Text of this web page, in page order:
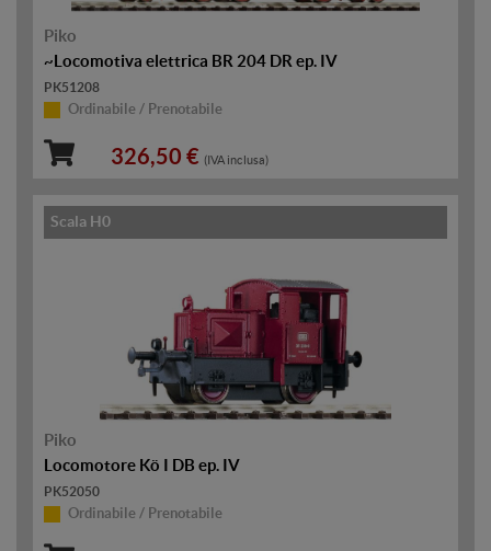
Piko
~Locomotiva elettrica BR 204 DR ep. IV
PK51208
Ordinabile / Prenotabile
326,50 € (IVA inclusa)
Scala H0
Piko
Locomotore Kö I DB ep. IV
PK52050
Ordinabile / Prenotabile